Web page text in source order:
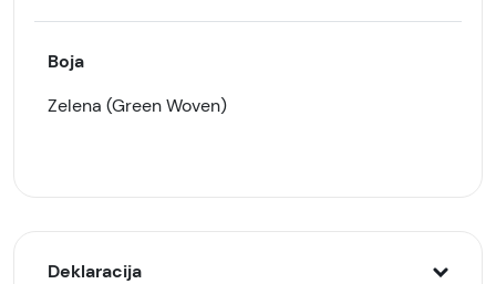
Boja
Zelena (Green Woven)
Deklaracija